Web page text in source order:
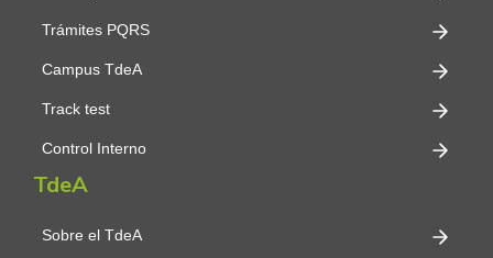
Trámites PQRS
Campus TdeA
Track test
Control Interno
TdeA
Sobre el TdeA